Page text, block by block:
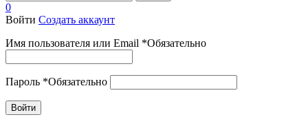
0
Войти Создать аккаунт
Имя пользователя или Email *Обязательно
Пароль *Обязательно
Войти